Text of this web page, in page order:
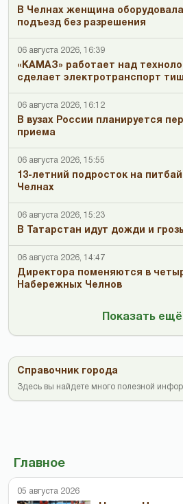
В Челнах женщина
подъезд без разрешения
06 августа 2026, 16:39
«КАМАЗ» работает над
сделает электротранспорт
06 августа 2026, 16:12
В вузах России планируется
приема
06 августа 2026, 15:55
13-летний подросток на
Челнах
06 августа 2026, 15:23
В Татарстан идут дожди и
06 августа 2026, 14:47
Директора поменяются в
Набережных Челнов
Показать ещё
Справочник города
Здесь вы найдете много полезной
Главное
05 августа 2026